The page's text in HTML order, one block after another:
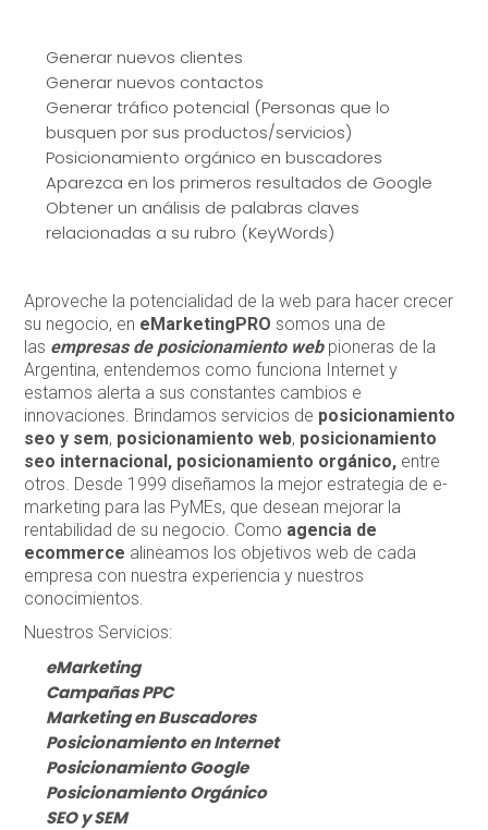
Generar nuevos clientes
Generar nuevos contactos
Generar tráfico potencial (Personas que lo
busquen por sus productos/servicios)
Posicionamiento orgánico en buscadores
Aparezca en los primeros resultados de Google
Obtener un análisis de palabras claves
relacionadas a su rubro (KeyWords)
Aproveche la potencialidad de la web para hacer crecer
su negocio, en eMarketingPRO somos una de
las empresas de posicionamiento webpioneras de la
Argentina, entendemos como funciona Internet y
estamos alerta a sus constantes cambios e
innovaciones. Brindamos servicios de posicionamiento
seo y sem, posicionamiento web, posicionamiento
seo internacional, posicionamiento orgánico, entre
otros. Desde 1999 diseñamos la mejor estrategia de e-
marketing para las PyMEs, que desean mejorar la
rentabilidad de su negocio. Como agencia de
ecommerce alineamos los objetivos web de cada
empresa con nuestra experiencia y nuestros
conocimientos.
Nuestros Servicios:
eMarketing
Campañas PPC
Marketing en Buscadores
Posicionamiento en Internet
Posicionamiento Google
Posicionamiento Orgánico
SEO y SEM